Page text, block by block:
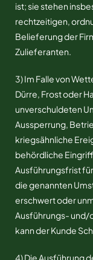
ist; sie stehen
rechtzeitigen,
Belieferung der
Zulieferanten.
3) Im Falle von
Dürre, Frost oder
unverschuldeten
Aussperrung,
kriegsähnliche
behördliche
Ausführungsfrist
die genannten
erschwert oder
Ausführungs- und/
kann der Kunde
4) Die Ausführung